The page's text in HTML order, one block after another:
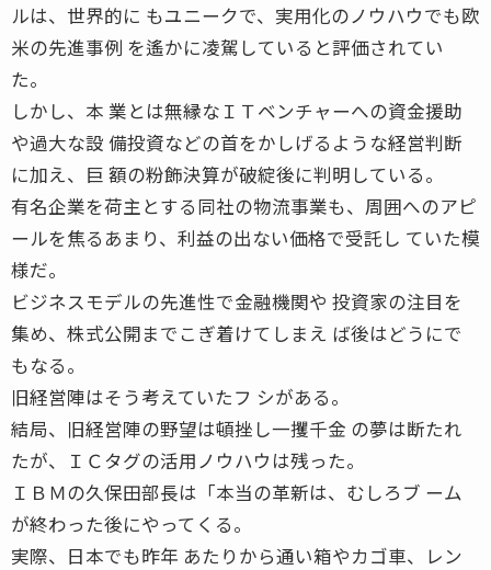
ルは、世界的に もユニークで、実用化のノウハウでも欧
米の先進事例 を遙かに凌駕していると評価されてい
た。
しかし、本 業とは無縁なＩＴベンチャーへの資金援助
や過大な設 備投資などの首をかしげるような経営判断
に加え、巨 額の粉飾決算が破綻後に判明している。
有名企業を荷主とする同社の物流事業も、周囲へのアピ
ールを焦るあまり、利益の出ない価格で受託し ていた模
様だ。
ビジネスモデルの先進性で金融機関や 投資家の注目を
集め、株式公開までこぎ着けてしまえ ば後はどうにで
もなる。
旧経営陣はそう考えていたフ シがある。
結局、旧経営陣の野望は頓挫し一攫千金 の夢は断たれ
たが、ＩＣタグの活用ノウハウは残った。
ＩＢＭの久保田部長は「本当の革新は、むしろブ ーム
が終わった後にやってくる。
実際、日本でも昨年 あたりから通い箱やカゴ車、レン